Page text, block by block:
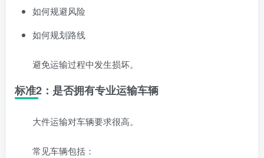
如何规避风险
如何规划路线
避免运输过程中发生损坏。
标准2：是否拥有专业运输车辆
大件运输对车辆要求很高。
常见车辆包括：